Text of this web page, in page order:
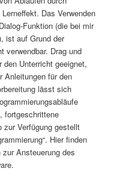
Das Verwenden
Funktion (die bei mir
ist auf Grund der
verwendbar. Drag und
Unterricht geeignet,
Anleitungen für den
lässt sich
fortgeschrittene
zur Verfügung gestellt
Hier finden
Ansteuerung des